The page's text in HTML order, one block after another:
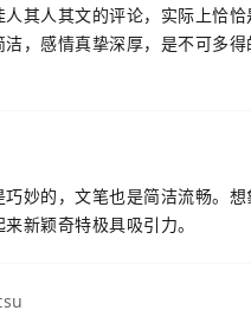
人其人其文的评论，实际上恰
，感情真挚深厚，是不可多
巧妙的，文笔也是简洁流畅。
新颖奇特极具吸引力。